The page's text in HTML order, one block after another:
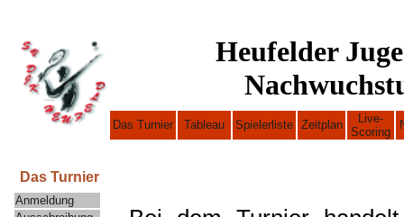
Heufelder
Das Turnier Tableau Spielerliste Zeitplan
Live-
Scoring
Das Turnier
Anmeldung